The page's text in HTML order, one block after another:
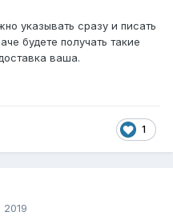
указывать сразу и писать
будете получать такие
ваша.
1
2019